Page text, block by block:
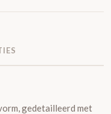
gedetailleerd met